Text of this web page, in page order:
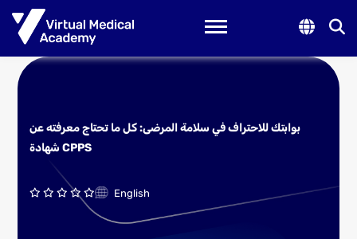
Toggle navigation
بوابتك للاحتراف في سلامة المرضى: كل ما تحتاج معرفته عن
شهادة CPPS
English